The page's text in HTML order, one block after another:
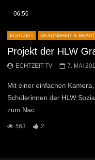
06:56
ECHTZEIT GESUNDHEIT &
Projekt der HLW
ECHTZEIT-TV 7. MAI
Mit einer einfachen
Schülerinnen der HLW
zum Nac...
563 2